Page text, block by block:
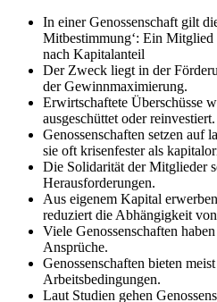
In einer Genossenschaft gilt
Mitbestimmung‘: Ein Mitglied
nach Kapitalanteil
Der Zweck liegt in der
der Gewinnmaximierung.
Erwirtschaftete Überschüsse
ausgeschüttet oder reinvestiert.
Genossenschaften setzen auf
sie oft krisenfester als
Die Solidarität der Mitglieder
Herausforderungen.
Aus eigenem Kapital
reduziert die Abhängigkeit
Viele Genossenschaften
Ansprüche.
Genossenschaften bieten
Arbeitsbedingungen.
Laut Studien gehen